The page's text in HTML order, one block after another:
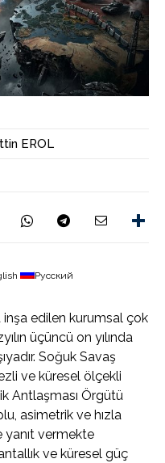
EROL
Русский
inşa edilen kurumsal çok
üçüncü on yılında
Soğuk Savaş
ve küresel ölçekli
Antlaşması Örgütü
asimetrik ve hızla
vermekte
ve küresel güç